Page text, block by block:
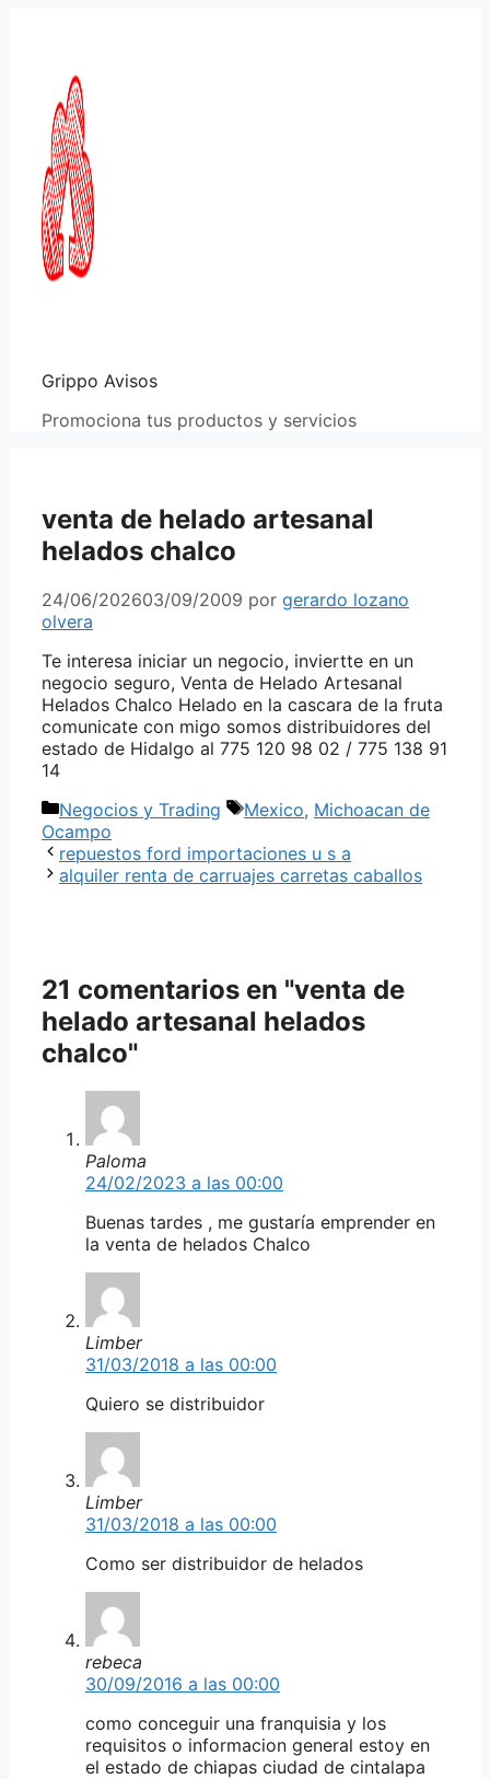
Grippo Avisos
Promociona tus productos y servicios
venta de helado artesanal
helados chalco
24/06/202603/09/2009 por gerardo lozano
olvera
Te interesa iniciar un negocio, inviertte en un
negocio seguro, Venta de Helado Artesanal
Helados Chalco Helado en la cascara de la fruta
comunicate con migo somos distribuidores del
estado de Hidalgo al 775 120 98 02 / 775 138 91
14
Categorías
Negocios y Trading Etiquetas
Mexico, Michoacan de
Ocampo
repuestos ford importaciones u s a
alquiler renta de carruajes carretas caballos
21 comentarios en "venta de
helado artesanal helados
chalco"
Paloma
24/02/2023 a las 00:00
Buenas tardes , me gustaría emprender en
la venta de helados Chalco
Limber
31/03/2018 a las 00:00
Quiero se distribuidor
Limber
31/03/2018 a las 00:00
Como ser distribuidor de helados
rebeca
30/09/2016 a las 00:00
como conceguir una franquisia y los
requisitos o informacion general estoy en
el estado de chiapas ciudad de cintalapa